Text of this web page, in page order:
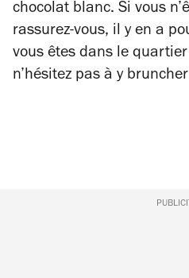
chocolat blanc. Si vous
rassurez-vous, il y en a
vous êtes dans le
n’hésitez pas à y